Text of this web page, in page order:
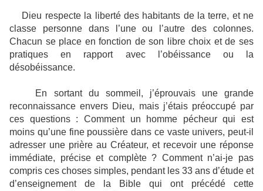
Dieu respecte la liberté des habitants de la terre, et ne
classe personne dans l’une ou l’autre des colonnes.
Chacun se place en fonction de son libre choix et de ses
pratiques en rapport avec l’obéissance ou la
désobéissance.
En sortant du sommeil, j’éprouvais une grande
reconnaissance envers Dieu, mais j’étais préoccupé par
ces questions : Comment un homme pécheur qui est
moins qu’une fine poussière dans ce vaste univers, peut-il
adresser une prière au Créateur, et recevoir une réponse
immédiate, précise et complète ? Comment n’ai-je pas
compris ces choses simples, pendant les 33 ans d’étude et
d’enseignement de la Bible qui ont précédé cette